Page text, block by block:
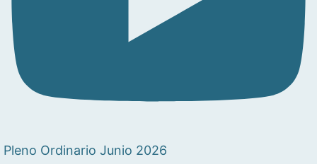
Pleno Ordinario Junio 2026